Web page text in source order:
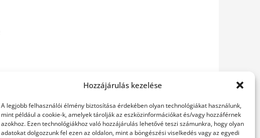
Hozzájárulás kezelése
A legjobb felhasználói élmény biztosítása érdekében olyan technológiákat használunk,
mint például a cookie-k, amelyek tárolják az eszközinformációkat és/vagy hozzáférnek
azokhoz. Ezen technológiákhoz való hozzájárulás lehetővé teszi számunkra, hogy olyan
adatokat dolgozzunk fel ezen az oldalon, mint a böngészési viselkedés vagy az egyedi